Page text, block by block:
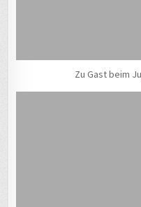
Zu Gast beim